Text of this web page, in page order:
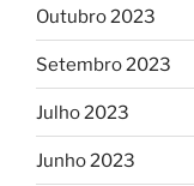
Outubro 2023
Setembro 2023
Julho 2023
Junho 2023